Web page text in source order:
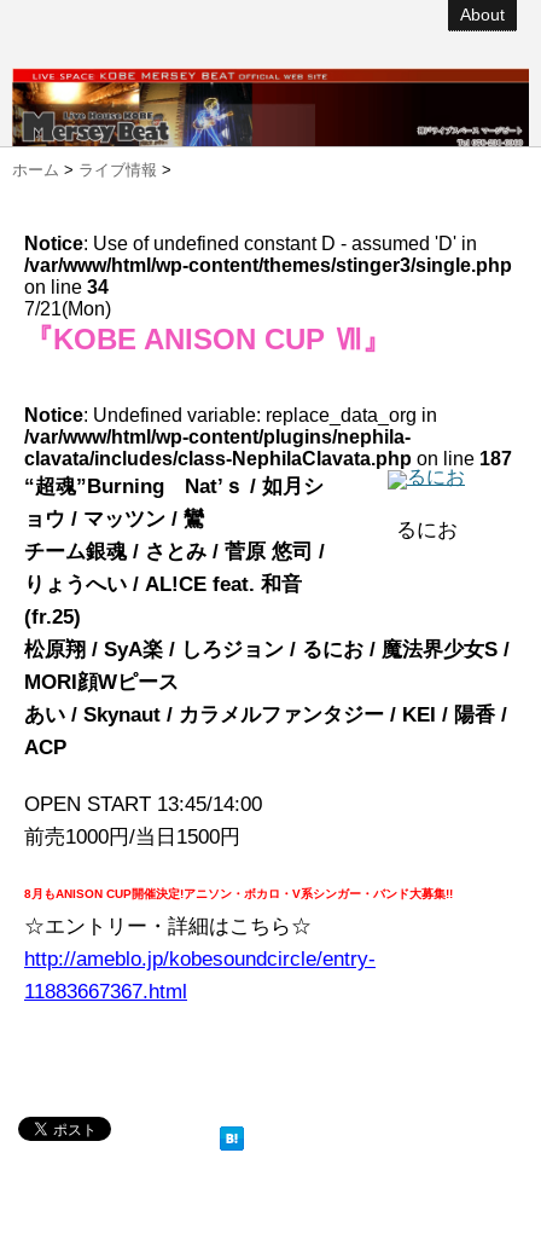
About
ホーム > ライブ情報 >
Notice: Use of undefined constant D - assumed 'D' in
/var/www/html/wp-content/themes/stinger3/single.php
on line 34
7/21(Mon)
『KOBE ANISON CUP Ⅶ』
Notice: Undefined variable: replace_data_org in
/var/www/html/wp-content/plugins/nephila-
clavata/includes/class-NephilaClavata.php on line 187
るにお
“超魂”Burning Nat’ｓ / 如月シ
ョウ / マッツン / 鸞
チーム銀魂 / さとみ / 菅原 悠司 /
りょうへい / AL!CE feat. 和音
(fr.25)
松原翔 / SyA楽 / しろジョン / るにお / 魔法界少女S /
MORI顔Wピース
あい / Skynaut / カラメルファンタジー / KEI / 陽香 /
ACP
OPEN START 13:45/14:00
前売1000円/当日1500円
8月もANISON CUP開催決定!アニソン・ボカロ・V系シンガー・バンド大募集!!
☆エントリー・詳細はこちら☆
http://ameblo.jp/kobesoundcircle/entry-
11883667367.html